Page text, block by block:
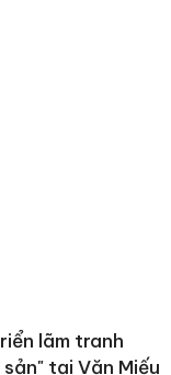
lãm tranh
tại Văn Miếu